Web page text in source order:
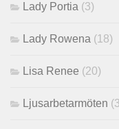
Lady Portia (3)
Lady Rowena (18)
Lisa Renee (20)
Ljusarbetarmöten